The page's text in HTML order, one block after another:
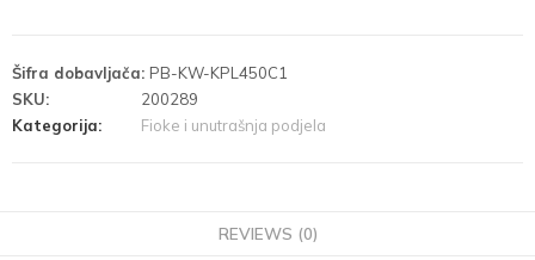
Šifra dobavljača: PB-KW-KPL450C1
SKU:
200289
Kategorija:
Fioke i unutrašnja podjela
REVIEWS (0)